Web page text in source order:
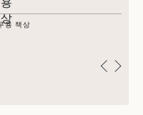
용 책상